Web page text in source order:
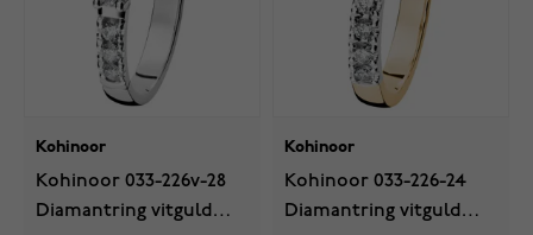
Kohinoor
Kohinoor 033-226v-28
Diamantring vitguld
Kohinoor
Kohinoor 033-226-24
Diamantring vitguld